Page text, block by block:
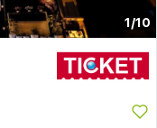
1/10